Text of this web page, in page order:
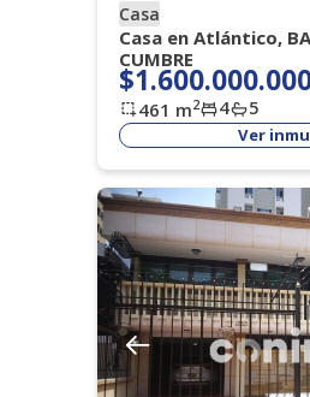
Casa
Casa en Atlántico,
CUMBRE
461 m2 4 5
Ver